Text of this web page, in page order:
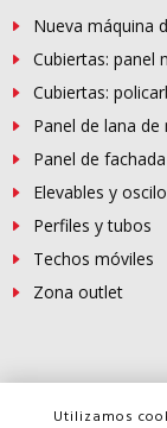
Nueva máquina
Cubiertas: panel
Cubiertas:
Panel de lana de
Panel de
Elevables y
Perfiles y tubos
Techos móviles
Zona outlet
Utilizamos